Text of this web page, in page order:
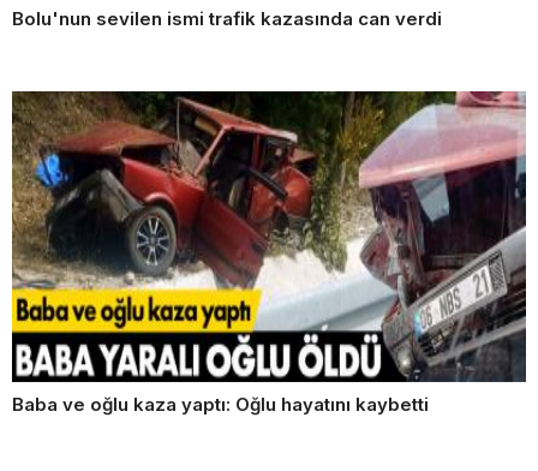
Bolu'nun sevilen ismi trafik kazasında can verdi
Baba ve oğlu kaza yaptı: Oğlu hayatını kaybetti